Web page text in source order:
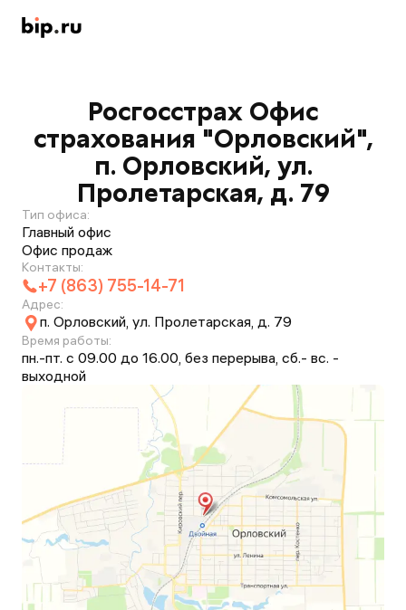
Росгосстрах Офис
страхования "Орловский",
п. Орловский, ул.
Пролетарская, д. 79
Тип офиса:
Главный офис
Офис продаж
Контакты:
+7 (863) 755-14-71
Адрес:
п. Орловский, ул. Пролетарская, д. 79
Время работы:
пн.-пт. с 09.00 до 16.00, без перерыва, сб.- вс. -
выходной